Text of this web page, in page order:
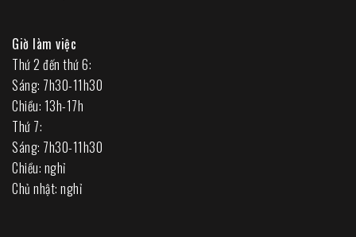
Giờ làm việc
Thứ 2 đến thứ 6:
Sáng: 7h30-11h30
Chiều: 13h-17h
Thứ 7:
Sáng: 7h30-11h30
Chiều: nghỉ
Chủ nhật: nghỉ